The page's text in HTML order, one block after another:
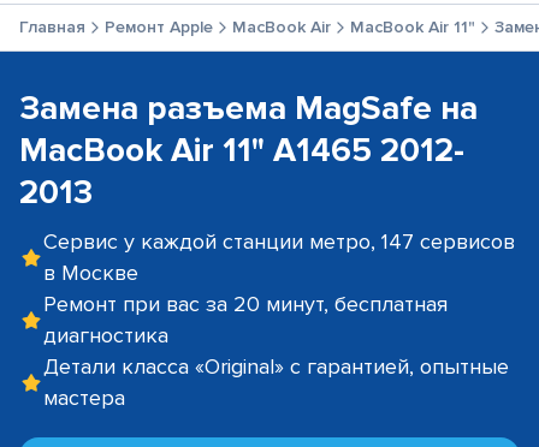
Главная Ремонт Apple MacBook Air MacBook Air 11"
Замена разъема MagSafe на
MacBook Air 11" A1465 2012-
2013
Сервис у каждой станции метро, 147 сервисов
в Москве
Ремонт при вас за 20 минут, бесплатная
диагностика
Детали класса «Original» с гарантией, опытные
мастера